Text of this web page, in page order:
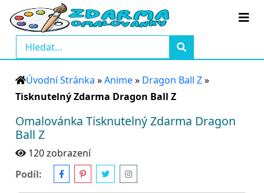
Úvodní Stránka »Anime» Dragon Ball Z»
Tisknutelný Zdarma Dragon Ball Z
Omalovánka Tisknutelný Zdarma Dragon
Ball Z
120 zobrazení
Podíl: